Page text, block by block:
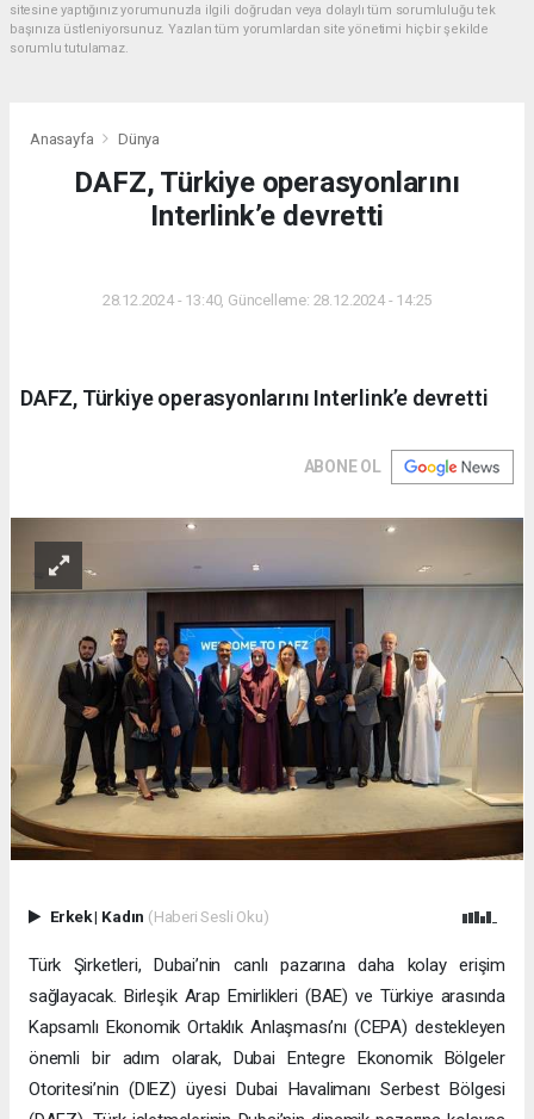
sitesine yaptığınız yorumunuzla ilgili doğrudan veya dolaylı tüm sorumluluğu tek
başınıza üstleniyorsunuz. Yazılan tüm yorumlardan site yönetimi hiçbir şekilde
sorumlu tutulamaz.
Anasayfa Dünya
DAFZ, Türkiye operasyonlarını
Interlink’e devretti
28.12.2024 - 13:40, Güncelleme: 28.12.2024 - 14:25
DAFZ, Türkiye operasyonlarını Interlink’e devretti
ABONE OL
Erkek| Kadın (Haberi Sesli Oku)
Türk Şirketleri, Dubai’nin canlı pazarına daha kolay erişim
sağlayacak. Birleşik Arap Emirlikleri (BAE) ve Türkiye arasında
Kapsamlı Ekonomik Ortaklık Anlaşması’nı (CEPA) destekleyen
önemli bir adım olarak, Dubai Entegre Ekonomik Bölgeler
Otoritesi’nin (DIEZ) üyesi Dubai Havalimanı Serbest Bölgesi